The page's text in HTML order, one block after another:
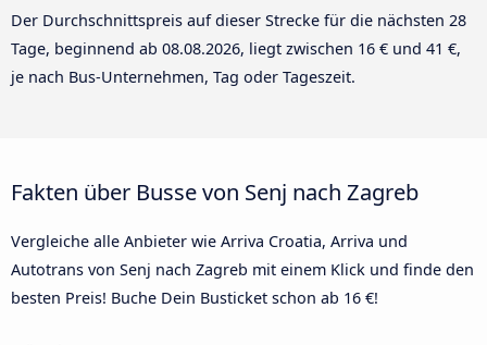
Der Durchschnittspreis auf dieser Strecke für die nächsten 28
Tage, beginnend ab 08.08.2026, liegt zwischen 16 € und 41 €,
je nach Bus-Unternehmen, Tag oder Tageszeit.
Fakten über Busse von Senj nach Zagreb
Vergleiche alle Anbieter wie Arriva Croatia, Arriva und
Autotrans von Senj nach Zagreb mit einem Klick und finde den
besten Preis! Buche Dein Busticket schon ab 16 €!